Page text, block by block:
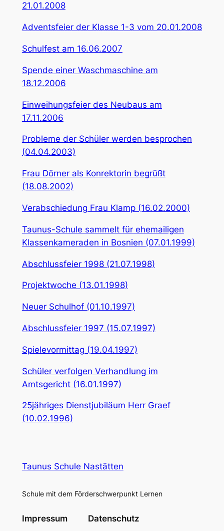
21.01.2008
Adventsfeier der Klasse 1-3 vom 20.01.2008
Schulfest am 16.06.2007
Spende einer Waschmaschine am
18.12.2006
Einweihungsfeier des Neubaus am
17.11.2006
Probleme der Schüler werden besprochen
(04.04.2003)
Frau Dörner als Konrektorin begrüßt
(18.08.2002)
Verabschiedung Frau Klamp (16.02.2000)
Taunus-Schule sammelt für ehemailigen
Klassenkameraden in Bosnien (07.01.1999)
Abschlussfeier 1998 (21.07.1998)
Projektwoche (13.01.1998)
Neuer Schulhof (01.10.1997)
Abschlussfeier 1997 (15.07.1997)
Spielevormittag (19.04.1997)
Schüler verfolgen Verhandlung im
Amtsgericht (16.01.1997)
25jähriges Dienstjubiläum Herr Graef
(10.02.1996)
Taunus Schule Nastätten
Schule mit dem Förderschwerpunkt Lernen
Impressum Datenschutz